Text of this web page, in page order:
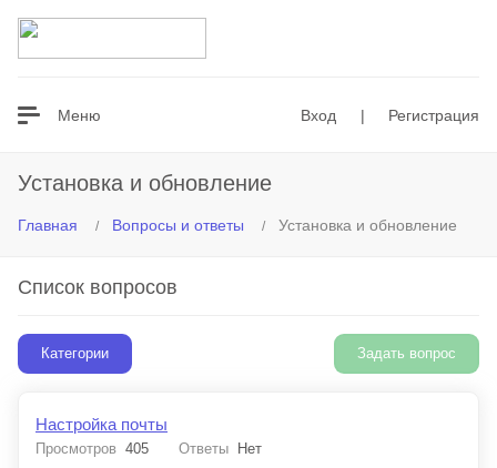
Меню Вход | Регистрация
Установка и обновление
Главная Вопросы и ответы Установка и обновление
Список вопросов
Задать вопрос
Категории
Настройка почты
Просмотров 405 Ответы Нет